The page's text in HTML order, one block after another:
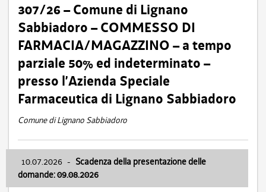
307/26 – Comune di Lignano
Sabbiadoro – COMMESSO DI
FARMACIA/MAGAZZINO – a tempo
parziale 50% ed indeterminato –
presso l’Azienda Speciale
Farmaceutica di Lignano Sabbiadoro
Comune di Lignano Sabbiadoro
10.07.2026 - Scadenza della presentazione delle
domande: 09.08.2026